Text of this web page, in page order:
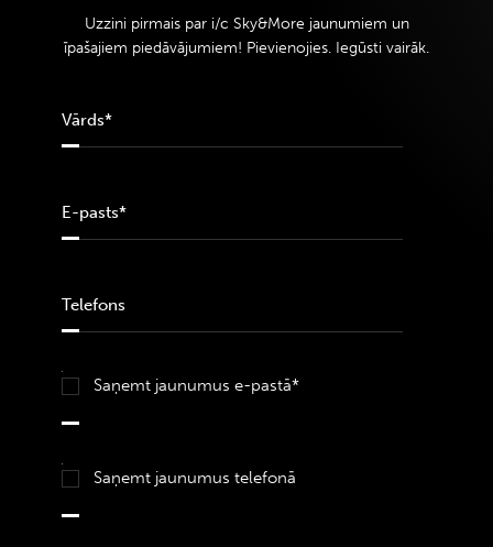
Uzzini pirmais par i/c Sky&More jaunumiem un
īpašajiem piedāvājumiem! Pievienojies. Iegūsti vairāk.
Saņemt jaunumus e-pastā*
Saņemt jaunumus telefonā